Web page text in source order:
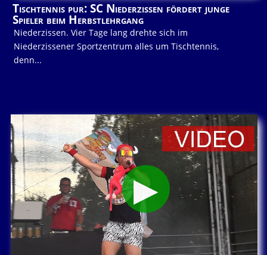
Tischtennis pur: SC Niederzissen fördert junge
Spieler beim Herbstlehrgang
Niederzissen. Vier Tage lang drehte sich im
Niederzissener Sportzentrum alles um Tischtennis,
denn...